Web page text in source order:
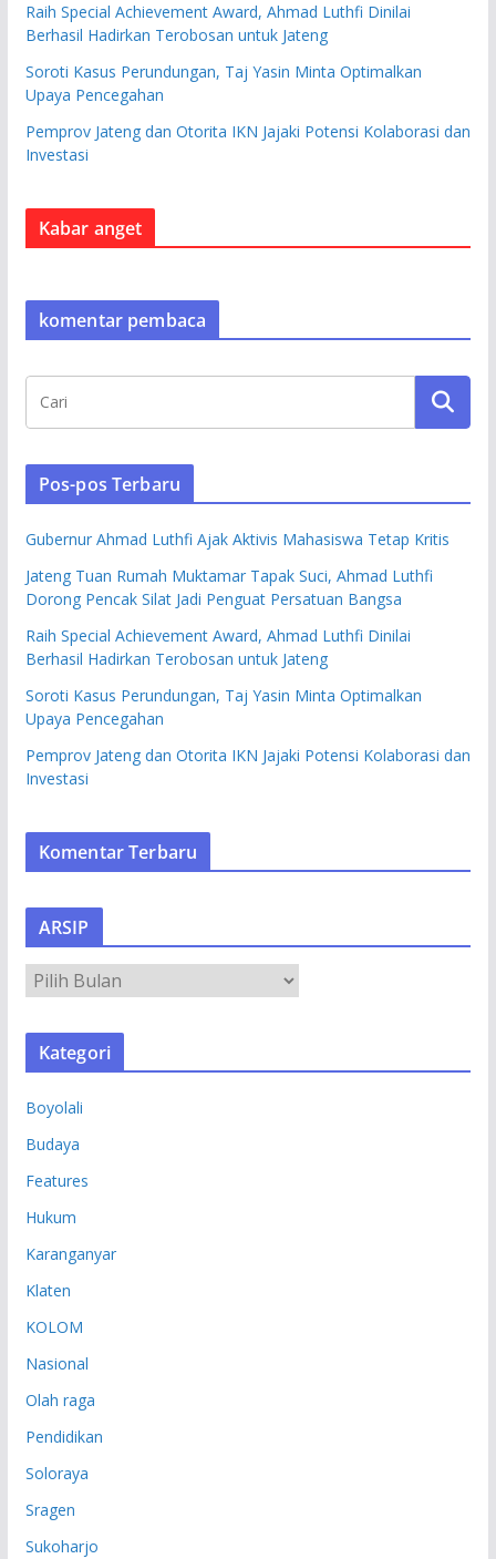
Raih Special Achievement Award, Ahmad Luthfi Dinilai
Berhasil Hadirkan Terobosan untuk Jateng
Soroti Kasus Perundungan, Taj Yasin Minta Optimalkan
Upaya Pencegahan
Pemprov Jateng dan Otorita IKN Jajaki Potensi Kolaborasi dan
Investasi
Kabar anget
komentar pembaca
Pos-pos Terbaru
Gubernur Ahmad Luthfi Ajak Aktivis Mahasiswa Tetap Kritis
Jateng Tuan Rumah Muktamar Tapak Suci, Ahmad Luthfi
Dorong Pencak Silat Jadi Penguat Persatuan Bangsa
Raih Special Achievement Award, Ahmad Luthfi Dinilai
Berhasil Hadirkan Terobosan untuk Jateng
Soroti Kasus Perundungan, Taj Yasin Minta Optimalkan
Upaya Pencegahan
Pemprov Jateng dan Otorita IKN Jajaki Potensi Kolaborasi dan
Investasi
Komentar Terbaru
ARSIP
S
Kategori
Boyolali
Budaya
Features
Hukum
Karanganyar
Klaten
KOLOM
Nasional
Olah raga
Pendidikan
Soloraya
Sragen
Sukoharjo